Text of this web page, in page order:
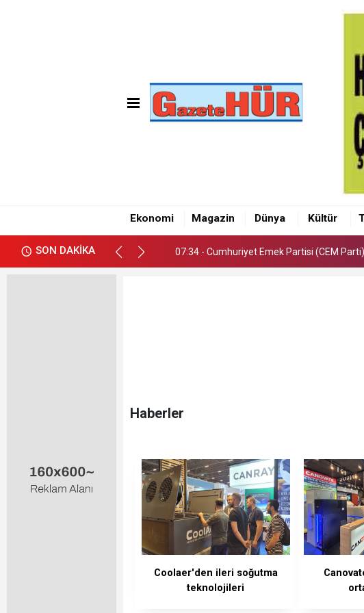
Ekonomi Magazin Dünya Kültür
SON DAKİKA
07:34 - Cumhuriyet Emek Partisi (CEM Parti)
16:13 - Güvenç Yüksel Sancaktepe Bölge
16:08 - “İş arayan değil, aranan kişi
07:34 - Cumhuriyet Emek Partisi (CEM
Haberler
Coolaer'den ileri soğutma
teknolojileri